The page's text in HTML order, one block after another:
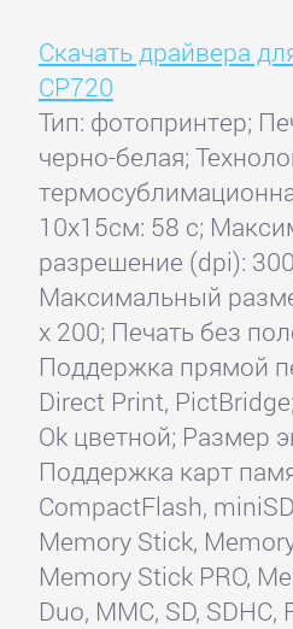
Скачать драйвера
CP720
Тип: фотопринтер;
черно-белая;
10x15см: 58 с;
разрешение (dpi):
Максимальный
x 200; Печать без
Поддержка прямой
Direct Print,
Ok цветной; Размер
Поддержка карт
CompactFlash,
Memory Stick,
Memory Stick PRO,
Duo, MMC, SD, SDHC,